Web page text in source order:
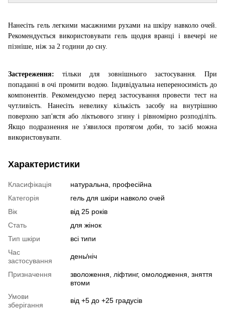
Нанесіть гель легкими масажними рухами на шкіру навколо очей.
Рекомендується використовувати гель щодня вранці і ввечері не
пізніше, ніж за 2 години до сну.
Застереження: тільки для зовнішнього застосування. При
попаданні в очі промити водою. Індивідуальна непереносимість до
компонентів. Рекомендуємо перед застосування провести тест на
чутливість. Нанесіть невелику кількість засобу на внутрішню
поверхню зап'ястя або ліктьового згину і рівномірно розподіліть.
Якщо подразнення не з'явилося протягом доби, то засіб можна
використовувати.
Характеристики
Класифікація
натуральна, професійна
Категорія
гель для шкіри навколо очей
Вік
від 25 років
Стать
для жінок
Тип шкіри
всі типи
Час
застосування
день/ніч
Призначення
зволоження, ліфтинг, омолодження, зняття
втоми
Умови
зберігання
від +5 до +25 градусів